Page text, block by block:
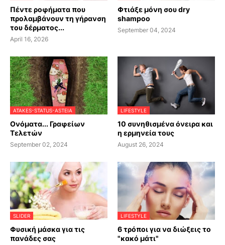
Πέντε ροφήματα που
προλαμβάνουν τη γήρανση
του δέρματος...
April 16, 2026
Φτιάξε μόνη σου dry
shampoo
September 04, 2024
ATAKES-STATUS-ASTEIA
Ονόματα... Γραφείων
Τελετών
September 02, 2024
LIFESTYLE
10 συνηθισμένα όνειρα και
η ερμηνεία τους
August 26, 2024
SLIDER
Φυσική μάσκα για τις
πανάδες σας
LIFESTYLE
6 τρόποι για να διώξεις το
"κακό μάτι"